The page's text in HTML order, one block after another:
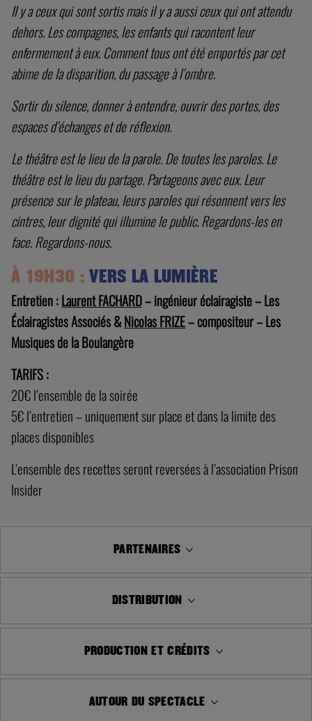
Il y a ceux qui sont sortis mais il y a aussi ceux qui ont attendu
dehors. Les compagnes, les enfants qui racontent leur
enfermement à eux. Comment tous ont été emportés par cet
abime de la disparition, du passage à l’ombre.
Sortir du silence, donner à entendre, ouvrir des portes, des
espaces d’échanges et de réflexion.
Le théâtre est le lieu de la parole. De toutes les paroles. Le
théâtre est le lieu du partage. Partageons avec eux. Leur
présence sur le plateau, leurs paroles qui résonnent vers les
cintres, leur dignité qui illumine le public. Regardons-les en
face. Regardons-nous.
À 19H30 :VERS LA LUMIÈRE
Entretien :Laurent FACHARD– ingénieur éclairagiste – Les
Éclairagistes Associés &Nicolas FRIZE– compositeur – Les
Musiques de la Boulangère
TARIFS :
20€ l’ensemble de la soirée
5€ l’entretien – uniquement sur place et dans la limite des
places disponibles
L’ensemble des recettes seront reversées à l’association Prison
Insider
PARTENAIRES
DISTRIBUTION
PRODUCTION ET CRÉDITS
AUTOUR DU SPECTACLE